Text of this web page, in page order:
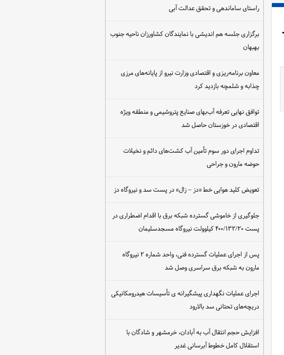
راستای ساماندهی و تحقق عدالت آبی
برگزاری جلسه هم اندیشی با نمایندگان کشاورزان ناحیه جنوب
بهبهان
معاون برنامه‌ریزی و اقتصادی وزارت نیرو از پایانه‌های مرزی
چذابه و شلمچه بازدید کرد
توافق نهایی تعرفه آب‌بهای صنایع پتروشیمی و منطقه ویژه
اقتصادی در خوزستان حاصل شد
تداوم اجرای دور سوم تأمین آب کشت‌های دائم و نخیلات
حوضه مارون و جراحی
تعویض کلید هوایی خط «دز – زال» در پست سد و نیروگاه دز
جلوگیری از خاموشی گسترده شبکه برق با اقدام اضطراری در
پست ۴۰۰/۱۳۲/۲۰ کیلوولت نیروگاه مسجدسلیمان
پس از اجرای عملیات گسترده فنی، واحد شماره ۲ نیروگاه
مارون به شبکه برق سراسری وصل شد
اجرای عملیات نگهداری پیشگیرانه ی تأسیسات هیدرومکانیکی
دریچه‌های تحتانی سد بالارود
افزایش حجم انتقال آب به آبادان، خرمشهر و شادگان با
استقلال کامل خطوط آبرسانی غدیر